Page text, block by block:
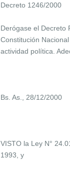
Decreto 1246/2000
Derógase el Decreto
Constitución
actividad política.
Bs. As., 28/12/2000
VISTO la Ley N°
1993, y